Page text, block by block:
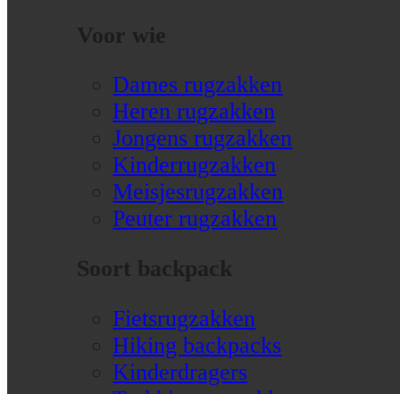
Voor wie
Dames rugzakken
Heren rugzakken
Jongens rugzakken
Kinderrugzakken
Meisjesrugzakken
Peuter rugzakken
Soort backpack
Fietsrugzakken
Hiking backpacks
Kinderdragers